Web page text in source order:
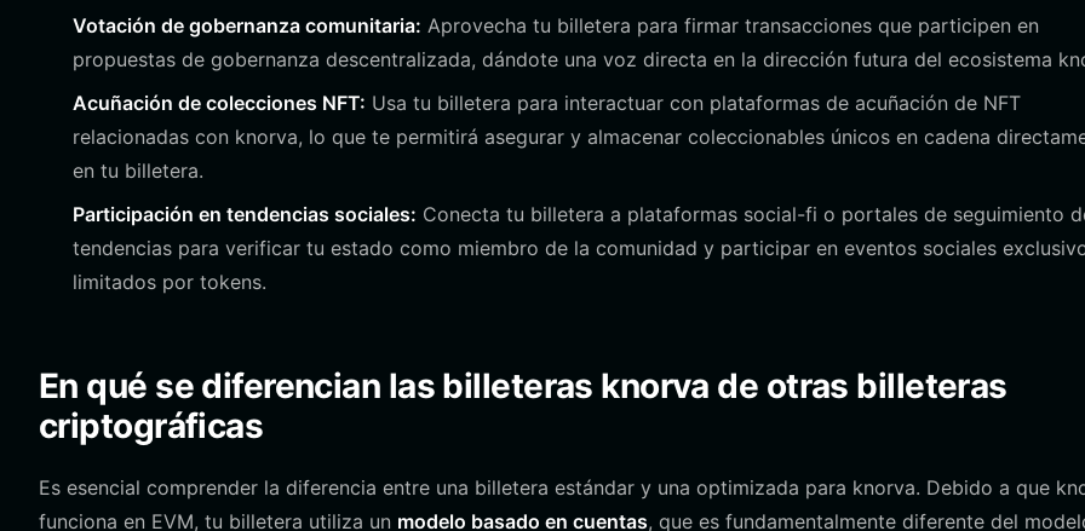
Votación de gobernanza comunitaria: Aprovecha tu billetera para firmar transacciones que participen en
propuestas de gobernanza descentralizada, dándote una voz directa en la dirección futura del ecosistema
Acuñación de colecciones NFT: Usa tu billetera para interactuar con plataformas de acuñación de NFT
relacionadas con knorva, lo que te permitirá asegurar y almacenar coleccionables únicos en cadena
en tu billetera.
Participación en tendencias sociales: Conecta tu billetera a plataformas social-fi o portales de seguimiento
tendencias para verificar tu estado como miembro de la comunidad y participar en eventos sociales
limitados por tokens.
En qué se diferencian las billeteras knorva de otras billeteras
criptográficas
Es esencial comprender la diferencia entre una billetera estándar y una optimizada para knorva. Debido a que
funciona en EVM, tu billetera utiliza un modelo basado en cuentas, que es fundamentalmente diferente del